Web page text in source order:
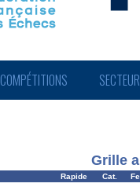
COMPÉTITIONS
Grille
Rapide Cat.